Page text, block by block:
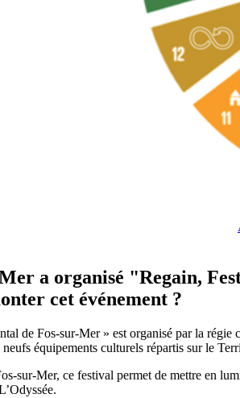
a organisé "Regain,
cet événement ?
de Fos-sur-Mer » est organisé par la
équipements culturels répartis sur le
sur-Mer, ce festival permet de mettre en